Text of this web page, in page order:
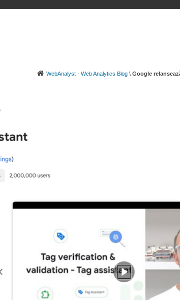
WebAnalyst - Web Analytics Blog \ Google